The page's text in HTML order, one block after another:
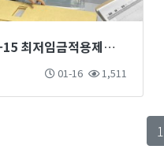
2025-01-15 최저임금적용제외 평가
01-16 1,511
1